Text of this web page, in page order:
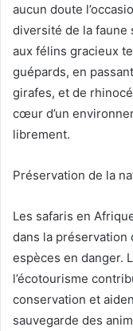
aucun doute
diversité de la faune
aux félins gracieux
guépards, en
girafes, et de
cœur d’un
librement.
Préservation de la
Les safaris en
dans la préservation
espèces en danger.
l’écotourisme
conservation et
sauvegarde des